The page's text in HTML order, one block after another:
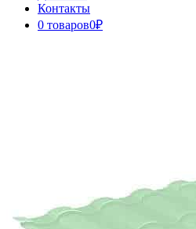
Контакты
0 товаров0₽